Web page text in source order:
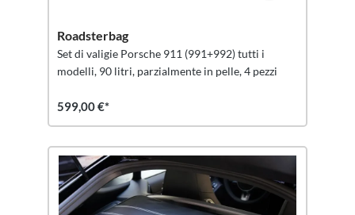
Roadsterbag
Set di valigie Porsche 911 (991+992) tutti i
modelli, 90 litri, parzialmente in pelle, 4 pezzi
599,00 €*